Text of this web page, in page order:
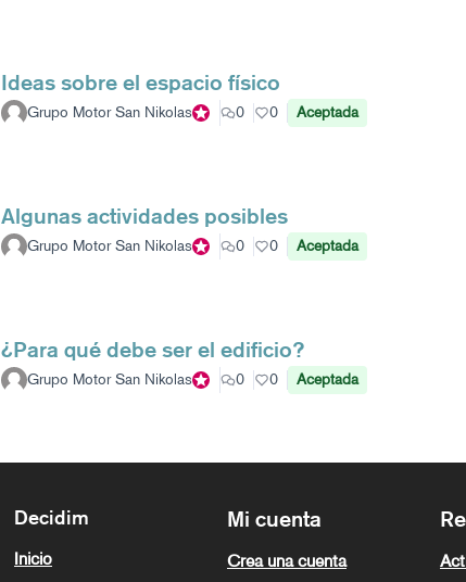
Ideas sobre el espacio físico
Grupo Motor San NikolasParticipante oficial
0 0 Aceptada
Algunas actividades posibles
Grupo Motor San NikolasParticipante oficial
0 0 Aceptada
¿Para qué debe ser el edificio?
Grupo Motor San NikolasParticipante oficial
0 0 Aceptada
Decidim
Inicio
Mi cuenta
Crea una cuenta